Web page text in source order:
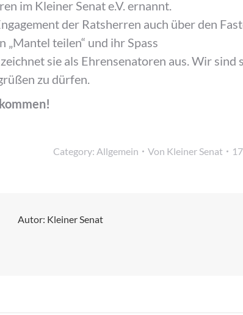
im Kleiner Senat e.V. ernannt.
der Ratsherren auch über den
„Mantel teilen“ und ihr Spass
sie als Ehrensenatoren aus. Wir
zu dürfen.
Category: Allgemein Von Kleiner Senat
Autor: Kleiner Senat